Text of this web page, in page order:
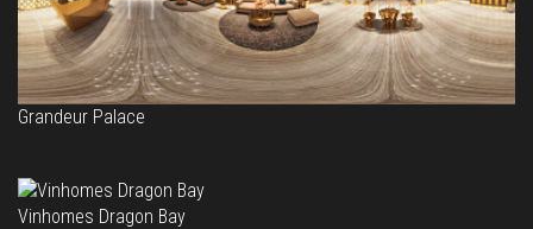
Grandeur Palace
Vinhomes Dragon Bay